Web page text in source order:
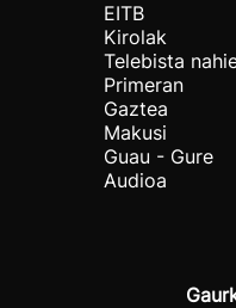
EITB
Kirolak
Telebista
Primeran
Gaztea
Makusi
Guau - Gure
Audioa